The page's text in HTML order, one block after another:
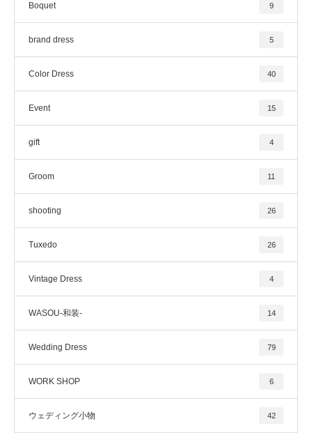
Boquet 9
brand dress 5
Color Dress 40
Event 15
gift 4
Groom 11
shooting 26
Tuxedo 26
Vintage Dress 4
WASOU-和装- 14
Wedding Dress 79
WORK SHOP 6
ウェディング小物 42